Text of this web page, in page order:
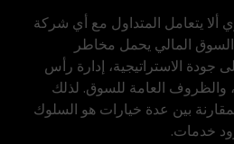
ألا يتعامل المتداول مع أي شركة
السوق المالي يحمل مخاطر
جودة الاستراتيجية، إدارة رأس
والظروف العامة للسوق. لذلك
بين عدة خيارات هو السلوك
خدمات.